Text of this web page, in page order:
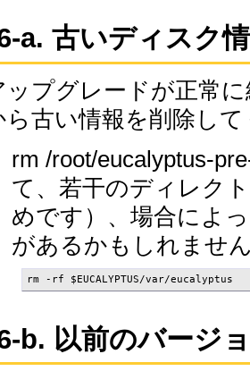
a. 古いディスク
ップグレードが正常
ら古い情報を削除し
rm /root/eucalyptus-
て、若干のディレク
めです）、場合によ
があるかもしれませ
rm -rf $EUCALYPTUS/var/eucalyptus
b. 以前のバージ